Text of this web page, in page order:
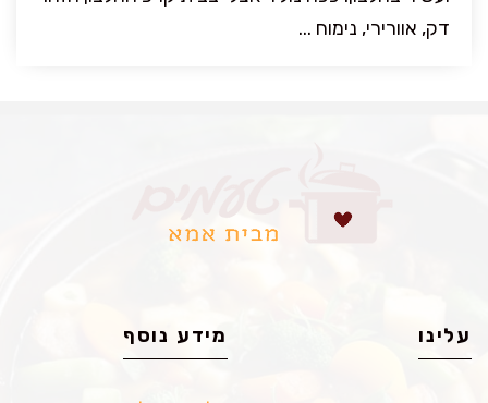
דק, אוורירי, נימוח ...
עלינו מידע נוסף